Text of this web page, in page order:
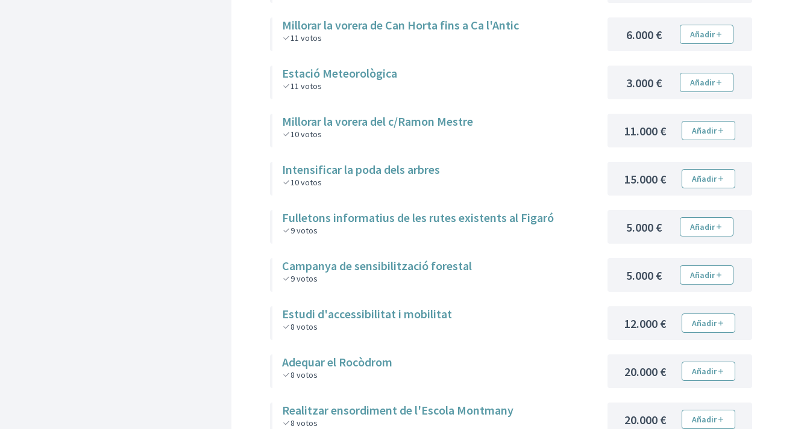
Millorar la vorera de Can Horta fins a Ca l'Antic
11 votos 6.000 € Añadir
Estació Meteorològica
11 votos 3.000 € Añadir
Millorar la vorera del c/Ramon Mestre
10votos 11.000 € Añadir
Intensificar la poda dels arbres
10votos 15.000 € Añadir
Fulletons informatius de les rutes existents al Figaró
9votos 5.000 € Añadir
Campanya de sensibilització forestal
9votos 5.000 € Añadir
Estudi d'accessibilitat i mobilitat
8 votos 12.000 € Añadir
Adequar el Rocòdrom
8 votos 20.000 € Añadir
Realitzar ensordiment de l'Escola Montmany
8 votos 20.000 € Añadir